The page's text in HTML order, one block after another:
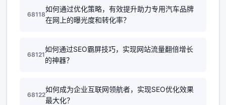
68118
如何通过优化策略，有效提升助力专用汽车品牌
在网上的曝光度和转化率？
68121
如何通过SEO霸屏技巧，实现网站流量翻倍增长
的神器？
68122
如何成为企业互联网领航者，实现SEO优化效果
最大化？